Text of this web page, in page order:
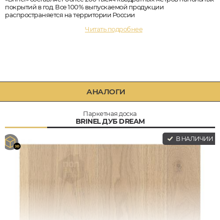
покрытий в год. Все 100% выпускаемой продукции
распространяется на территории России
Читать подробнее
АНАЛОГИ
Паркетная доска
BRINEL ДУБ DREAM
В НАЛИЧИИ